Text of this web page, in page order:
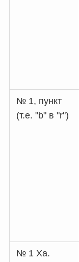
№ 1, пункт
(т.е. "b" в "r")
№ 1 Ха.